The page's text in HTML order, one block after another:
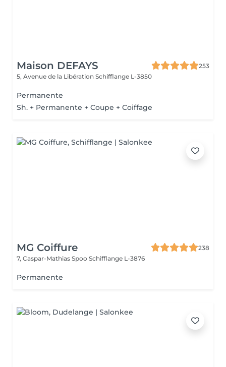
Maison DEFAYS
253
5, Avenue de la Libération Schifflange L-3850
Permanente
Sh. + Permanente + Coupe + Coiffage
MG Coiffure
238
7, Caspar-Mathias Spoo Schifflange L-3876
Permanente